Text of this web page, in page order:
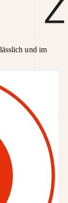
und im